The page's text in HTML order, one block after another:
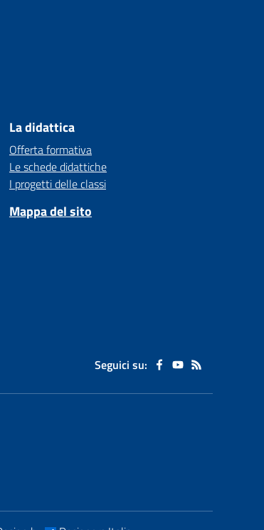
La didattica
Offerta formativa
Le schede didattiche
I progetti delle classi
Mappa del sito
Seguici su: